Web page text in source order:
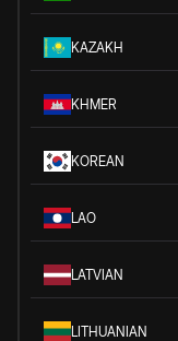
KAZAKH
KHMER
KOREAN
LAO
LATVIAN
LITHUANIAN